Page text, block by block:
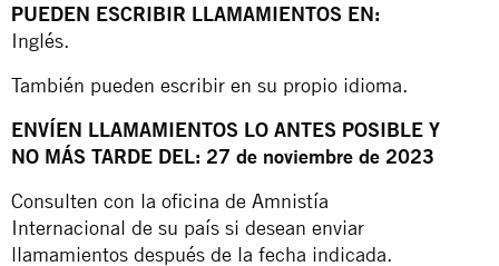
PUEDEN ESCRIBIR LLAMAMIENTOS EN:
Inglés.
También pueden escribir en su propio idioma.
ENVÍEN LLAMAMIENTOS LO ANTES POSIBLE Y
NO MÁS TARDE DEL: 27 de noviembre de 2023
Consulten con la oficina de Amnistía
Internacional de su país si desean enviar
llamamientos después de la fecha indicada.